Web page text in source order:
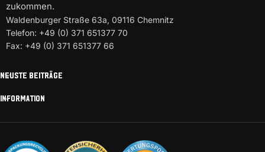
zukommen.
Waldenburger Straße 63a, 09116 Chemnitz
Telefon: +49 (0) 371 651377 70
Fax: +49 (0) 371 651377 66
NEUSTE BEITRÄGE
INFORMATION